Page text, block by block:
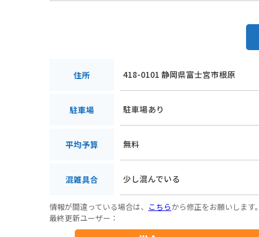
住所 418-0101 静岡県富士宮市根原
駐車場 駐車場あり
平均予算 無料
混雑具合 少し混んでいる
情報が間違っている場合は、 こちらから修正をお願いします。
最終更新ユーザー：